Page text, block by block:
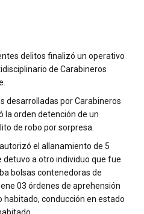
delitos finalizó un operativo
de Carabineros
desarrolladas por Carabineros
la orden detención de un
de robo por sorpresa.
el allanamiento de 5
detuvo a otro individuo que fue
bolsas contenedoras de
03 órdenes de aprehensión
habitado, conducción en estado